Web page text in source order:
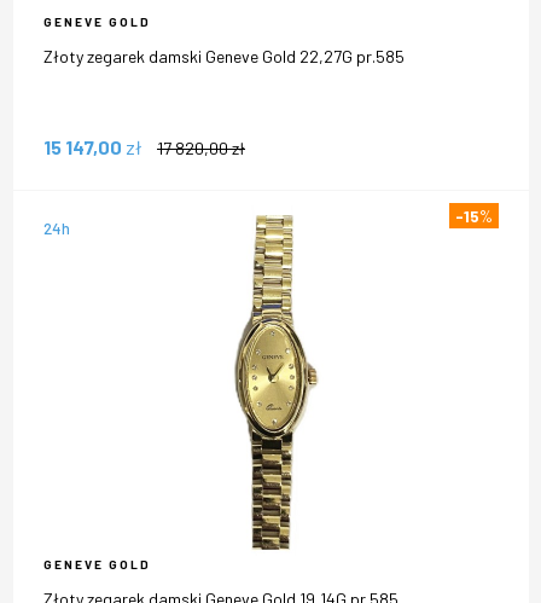
GENEVE GOLD
Złoty zegarek damski Geneve Gold 22,27G pr.585
15 147,00 zł 17 820,00zł
24h
-15%
GENEVE GOLD